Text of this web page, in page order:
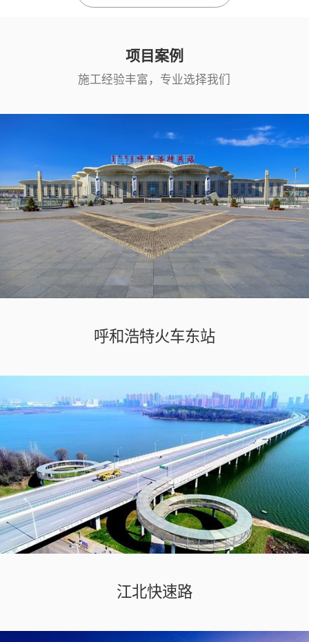
项目案例
施工经验丰富，专业选择我们
呼和浩特火车东站
江北快速路